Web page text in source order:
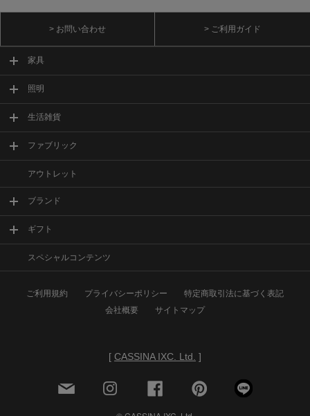
> お問い合わせ > ご利用ガイド
家具
照明
生活雑貨
ファブリック
アウトレット
ブランド
ギフト
スペシャルコンテンツ
ご利用規約 プライバシーポリシー
特定商取引法に基づく表記
会社概要
サイトマップ
[ CASSINA IXC. Ltd. ]